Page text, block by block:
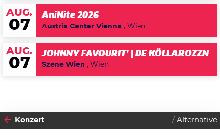
AUG.
07
AniNite 2026
Austria Center Vienna , Wien
AUG.
07
JOHNNY FAVOURIT' | DE KÖLLAROZZN
Szene Wien , Wien
Konzert Alternative